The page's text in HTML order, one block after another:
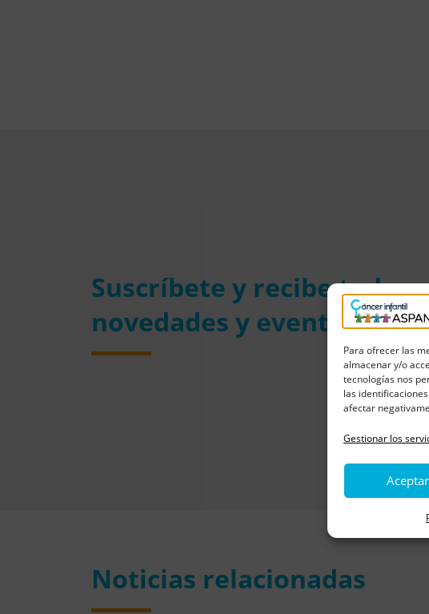
Para ofrecer las
almacenar y/o
tecnologías nos
las
afectar
Gestionar los
Aceptar
Suscríbete y recibe todas
novedades y eventos
Noticias relacionadas